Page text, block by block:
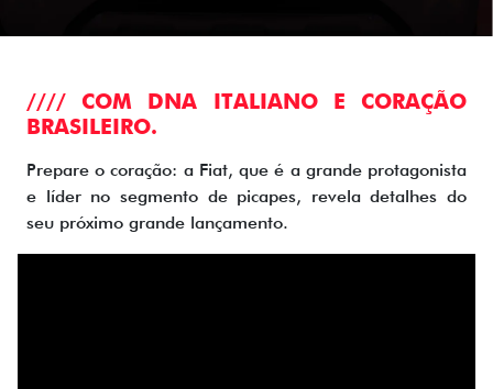
//// COM DNA ITALIANO E CORAÇÃO
BRASILEIRO.
Prepare o coração: a Fiat, que é a grande protagonista
e líder no segmento de picapes, revela detalhes do
seu próximo grande lançamento.